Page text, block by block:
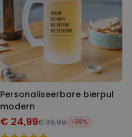
Personaliseerbare bierpul
modern
€ 24,99€ 39,99 -38%